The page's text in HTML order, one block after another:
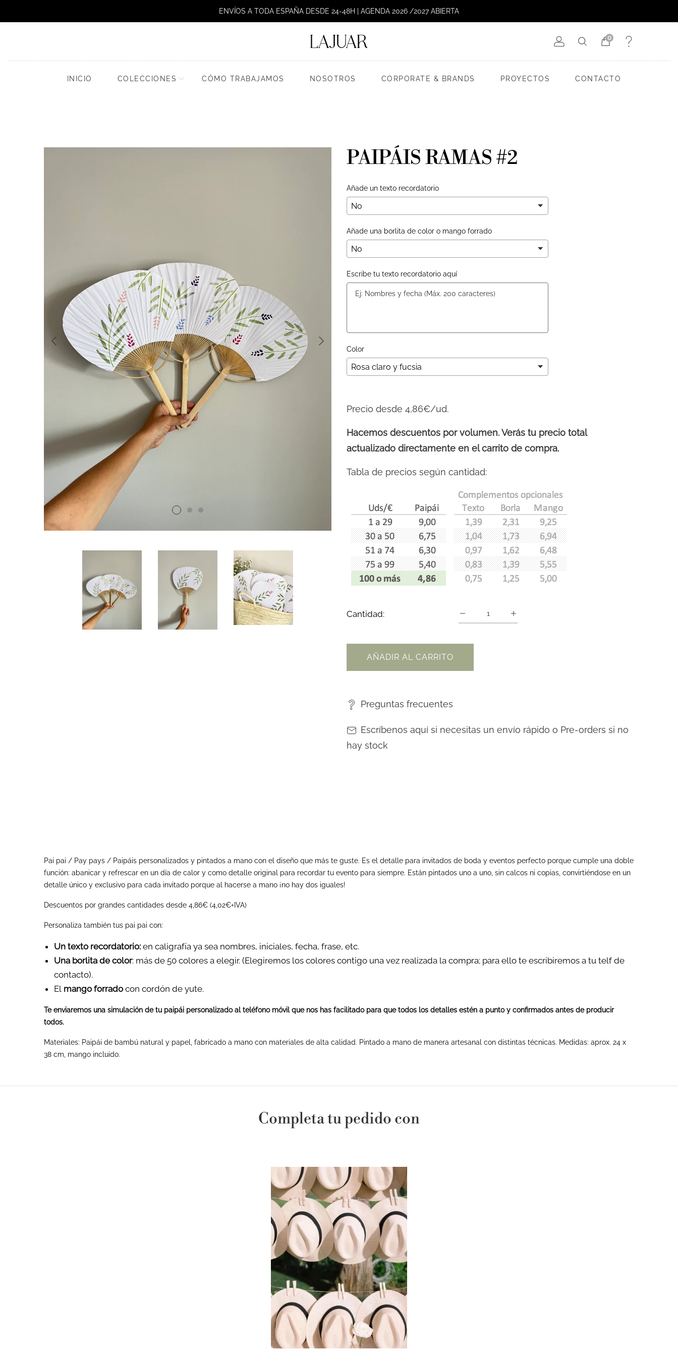
ENVÍOS A TODA ESPAÑA DESDE 24-48H | AGENDA 2026 /2027 ABIERTA
0
INICIO COLECCIONES CÓMO TRABAJAMOS NOSOTROS CORPORATE & BRANDS PROYECTOS CONTACTO
PAIPÁIS RAMAS #2
Añade un texto recordatorio
Añade una borlita de color o mango forrado
Escribe tu texto recordatorio aquí
Color
Precio desde 4,86€/ud.
Hacemos descuentos por volumen. Verás tu precio total
actualizado directamente en el carrito de compra.
Tabla de precios según cantidad:
Cantidad:
AÑADIR AL CARRITO
Preguntas frecuentes
Escríbenos aquí si necesitas un envío rápido o Pre-orders si no
hay stock
Pai pai / Pay pays / Paipáis personalizados y pintados a mano con el diseño que más te guste. Es el detalle para invitados de boda y eventos perfecto porque cumple una doble
función: abanicar y refrescar en un día de calor y como detalle original para recordar tu evento para siempre. Están pintados uno a uno, sin calcos ni copias, convirtiéndose en un
detalle único y exclusivo para cada invitado porque al hacerse a mano ¡no hay dos iguales!
Descuentos por grandes cantidades desde 4,86€ (4,02€+IVA)
Personaliza también tus pai pai con:
Un texto recordatorio: en caligrafía ya sea nombres, iniciales, fecha, frase, etc.
Una borlita de color: más de 50 colores a elegir. (Elegiremos los colores contigo una vez realizada la compra; para ello te escribiremos a tu telf de
contacto).
El mango forradocon cordón de yute.
Te enviaremos una simulación de tu paipái personalizado al teléfono móvil que nos has facilitado para que todos los detalles estén a punto y confirmados antes de producir
todos.
Materiales: Paipái de bambú natural y papel, fabricado a mano con materiales de alta calidad. Pintado a mano de manera artesanal con distintas técnicas. Medidas: aprox. 24 x
38 cm, mango incluido.
Completa tu pedido con